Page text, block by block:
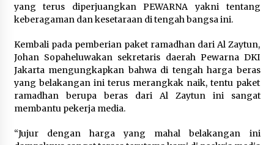
yang terus diperjuangkan PEWARNA yakni tentang
keberagaman dan kesetaraan di tengah bangsa ini.
Kembali pada pemberian paket ramadhan dari Al Zaytun,
Johan Sopaheluwakan sekretaris daerah Pewarna DKI
Jakarta mengungkapkan bahwa di tengah harga beras
yang belakangan ini terus merangkak naik, tentu paket
ramadhan berupa beras dari Al Zaytun ini sangat
membantu pekerja media.
“Jujur dengan harga yang mahal belakangan ini